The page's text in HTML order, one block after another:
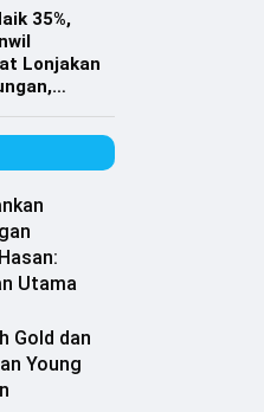
35%,
Lonjakan
Utama
Gold dan
Young